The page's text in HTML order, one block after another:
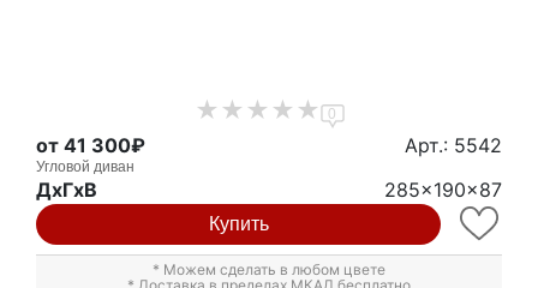
0
от 41 300₽ Арт.: 5542
Угловой диван
ДxГxВ 285x190x87
Купить
* Можем сделать в любом цвете